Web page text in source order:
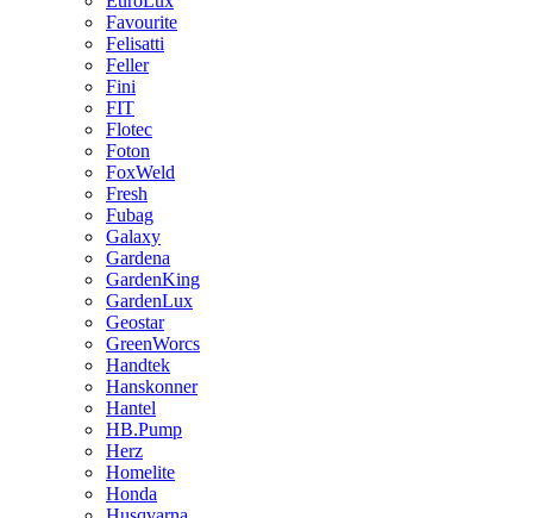
Favourite
Felisatti
Feller
Fini
FIT
Flotec
Foton
FoxWeld
Fresh
Fubag
Galaxy
Gardena
GardenKing
GardenLux
Geostar
GreenWorcs
Handtek
Hanskonner
Hantel
HB.Pump
Herz
Homelite
Honda